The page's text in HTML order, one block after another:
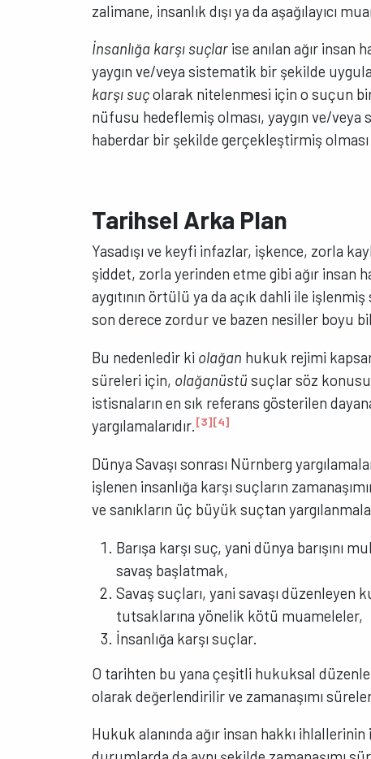
zalimane, insanlık dışı ya da aşağılayıcı
İnsanlığa karşı suçlar ise anılan ağır
yaygın ve/veya sistematik bir şekilde
karşı suçolarak nitelenmesi için o suçun bir
nüfusu hedeflemiş olması, yaygın ve/
haberdar bir şekilde gerçekleştirmiş
Tarihsel Arka Plan
Yasadışı ve keyfi infazlar, işkence, zorla
şiddet, zorla yerinden etme gibi ağır insan
aygıtının örtülü ya da açık dahli ile
son derece zordur ve bazen nesiller boyu
Bu nedenledir ki olağan hukuk rejimi
süreleri için, olağanüstü suçlar söz
istisnaların en sık referans gösterilen
yargılamalarıdır.[3][4]
Dünya Savaşı sonrası Nürnberg
işlenen insanlığa karşı suçların
ve sanıkların üç büyük suçtan
Barışa karşı suç, yani dünya barışını
savaş başlatmak,
Savaş suçları, yani savaşı düzenleyen
tutsaklarına yönelik kötü muameleler,
İnsanlığa karşı suçlar.
O tarihten bu yana çeşitli hukuksal
olarak değerlendirilir ve zamanaşımı
Hukuk alanında ağır insan hakkı